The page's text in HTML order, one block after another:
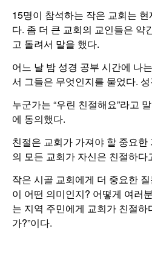
15명이 참석하는 작은 교회는
다. 좀 더 큰 교회의 교인들은 약
고 돌려서 말을 했다.
어느 날 밤 성경 공부 시간에 나
서 그들은 무엇인지를 물었다.
누군가는 “우린 친절해요”라고
에 동의했다.
친절은 교회가 가져야 할 중요
의 모든 교회가 자신은 친절하다
작은 시골 교회에게 더 중요한
이 어떤 의미인지? 어떻게 여러
는 지역 주민에게 교회가 친절
가?”이다.